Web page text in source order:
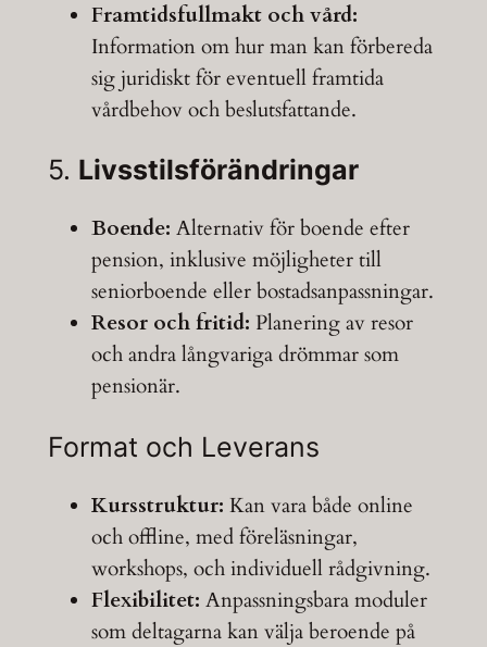
Framtidsfullmakt och vård:
Information om hur man kan förbereda
sig juridiskt för eventuell framtida
vårdbehov och beslutsfattande.
5. Livsstilsförändringar
Boende: Alternativ för boende efter
pension, inklusive möjligheter till
seniorboende eller bostadsanpassningar.
Resor och fritid: Planering av resor
och andra långvariga drömmar som
pensionär.
Format och Leverans
Kursstruktur: Kan vara både online
och offline, med föreläsningar,
workshops, och individuell rådgivning.
Flexibilitet: Anpassningsbara moduler
som deltagarna kan välja beroende på